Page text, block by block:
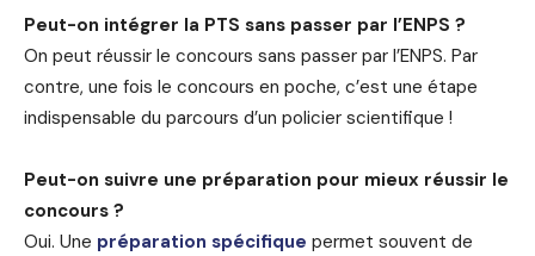
Peut-on intégrer la PTS sans passer par l’ENPS ?
On peut réussir le concours sans passer par l’ENPS. Par
contre, une fois le concours en poche, c’est une étape
indispensable du parcours d’un policier scientifique !
Peut-on suivre une préparation pour mieux réussir le
concours ?
Oui. Une préparation spécifique permet souvent de